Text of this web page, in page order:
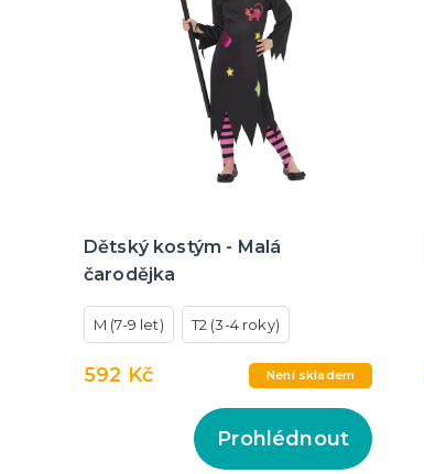
Dětský kostým - Malá
čarodějka
M (7-9 let) T2 (3-4 roky)
592 Kč Není skladem
Prohlédnout